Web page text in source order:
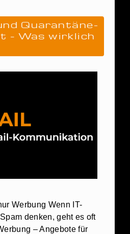
Quarantäne-
– Was wirklich
Werbung Wenn IT-
denken, geht es oft
– Angebote für